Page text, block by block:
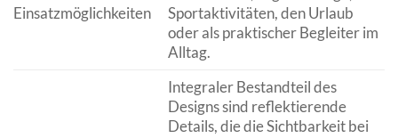
Einsatzmöglichkeiten
Sportaktivitäten, den Urlaub
oder als praktischer Begleiter im
Alltag.
Integraler Bestandteil des
Designs sind reflektierende
Details, die die Sichtbarkeit bei